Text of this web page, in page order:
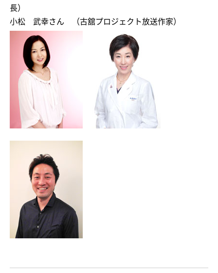
長）
小松 武幸さん （古舘プロジェクト放送作家）